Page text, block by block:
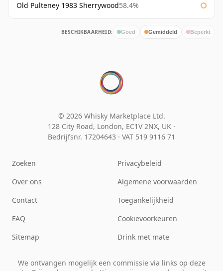
Old Pulteney 1983 Sherrywood58.4%
BESCHIKBAARHEID: Goed Gemiddeld Beperkt
© 2026 Whisky Marketplace Ltd.
128 City Road, London, EC1V 2NX, UK ·
Bedrijfsnr. 17204643 · VAT 519 9116 71
Zoeken
Over ons
Contact
FAQ
Sitemap
Privacybeleid
Algemene voorwaarden
Toegankelijkheid
Cookievoorkeuren
Drink met mate
We ontvangen mogelijk een commissie via links op deze